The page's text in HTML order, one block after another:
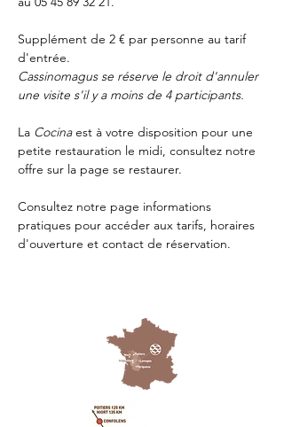
Supplément de 2 € par personne au tarif
d'entrée.
Cassinomagus se réserve le droit d'annuler
une visite s'il y a moins de 4 participants.
La Cocina est à votre disposition pour une
petite restauration le midi, consultez notre
offre sur la page se restaurer.
Consultez notre page informations
pratiques pour accéder aux tarifs, horaires
d'ouverture et contact de réservation.